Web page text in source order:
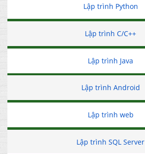
Lập trình Python
Lập trình C/C++
Lập trình Java
Lập trình Android
Lập trình web
Lập trình SQL Server